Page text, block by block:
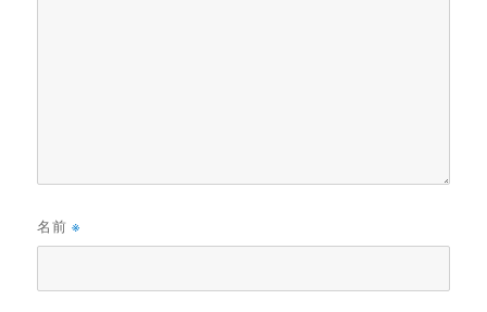
名前※